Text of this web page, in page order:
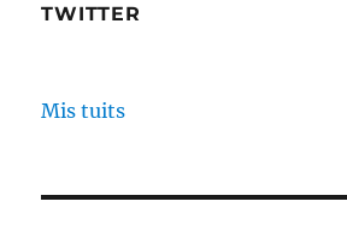
TWITTER
Mis tuits